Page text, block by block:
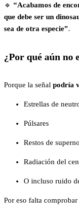
🔹 “Acabamos de
que debe ser un
sea de otra especie”.
¿Por qué aún no
Porque la señal podría
Estrellas de
Púlsares
Restos de
Radiación del
O incluso ruido
Por eso falta comprobar